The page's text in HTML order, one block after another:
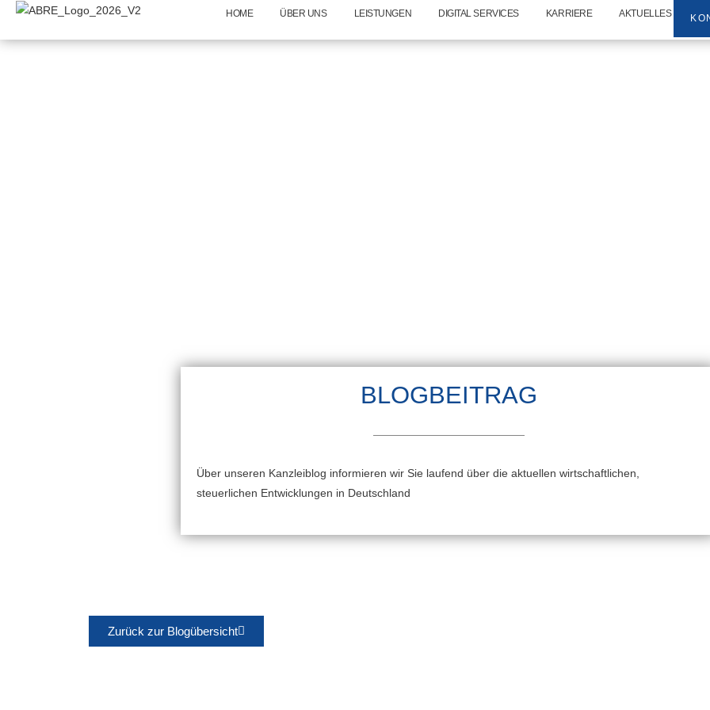
HOME ÜBER UNS LEISTUNGEN DIGITAL SERVICES KARRIERE AKTUELLES
BLOGBEITRAG
Über unseren Kanzleiblog informieren wir Sie laufend über die aktuellen wirtschaftlichen,
steuerlichen Entwicklungen in Deutschland
Zurück zur Blogübersicht